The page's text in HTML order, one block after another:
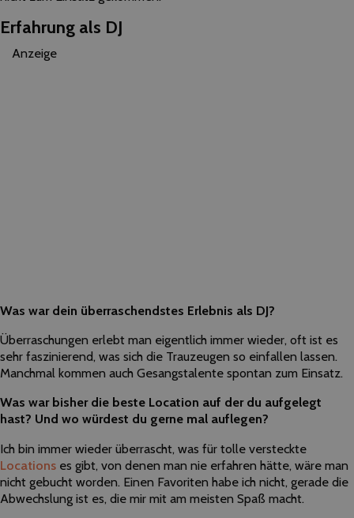
Erfahrung als DJ
Anzeige
Was war dein überraschendstes Erlebnis als DJ?
Überraschungen erlebt man eigentlich immer wieder, oft ist es
sehr faszinierend, was sich die Trauzeugen so einfallen lassen.
Manchmal kommen auch Gesangstalente spontan zum Einsatz.
Was war bisher die beste Location auf der du aufgelegt
hast? Und wo würdest du gerne mal auflegen?
Ich bin immer wieder überrascht, was für tolle versteckte
Locations es gibt, von denen man nie erfahren hätte, wäre man
nicht gebucht worden. Einen Favoriten habe ich nicht, gerade die
Abwechslung ist es, die mir mit am meisten Spaß macht.